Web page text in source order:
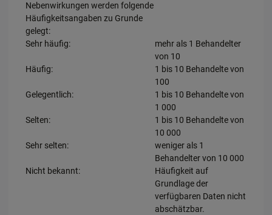
Nebenwirkungen werden folgende
Häufigkeitsangaben zu Grunde
gelegt:
Sehr häufig:
mehr als 1 Behandelter
von 10
Häufig:
1 bis 10 Behandelte von
100
Gelegentlich:
1 bis 10 Behandelte von
1 000
Selten:
1 bis 10 Behandelte von
10 000
Sehr selten:
weniger als 1
Behandelter von 10 000
Nicht bekannt:
Häufigkeit auf
Grundlage der
verfügbaren Daten nicht
abschätzbar.